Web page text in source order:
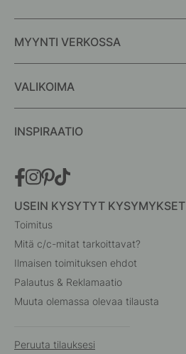
MYYNTI VERKOSSA
VALIKOIMA
INSPIRAATIO
USEIN KYSYTYT KYSYMYKSET
Toimitus
Mitä c/c-mitat tarkoittavat?
Ilmaisen toimituksen ehdot
Palautus & Reklamaatio
Muuta olemassa olevaa tilausta
Peruuta tilauksesi